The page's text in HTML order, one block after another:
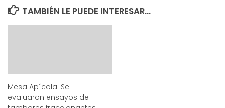
TAMBIÉN LE PUEDE INTERESAR...
Mesa Apícola: Se
evaluaron ensayos de